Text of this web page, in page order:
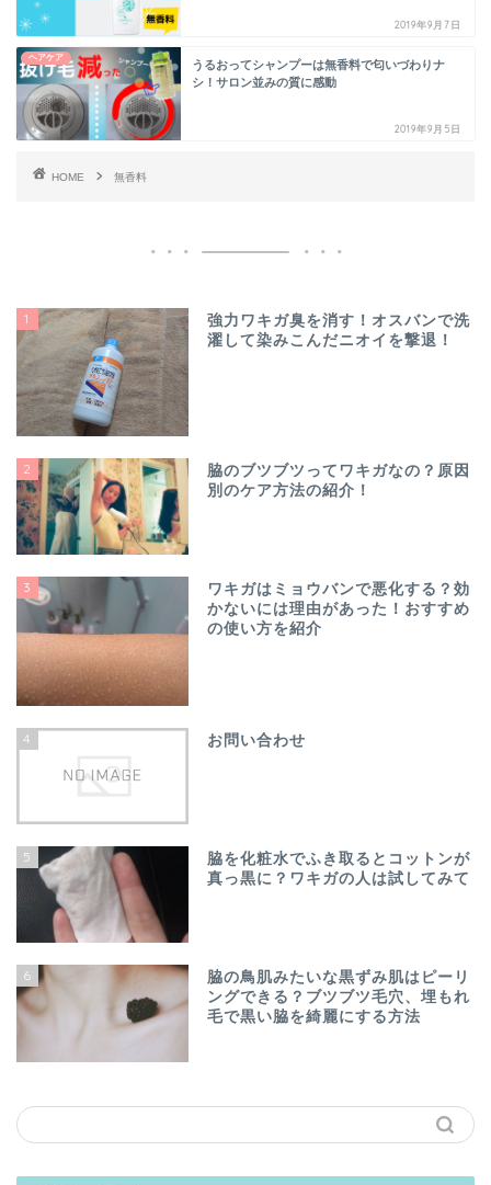
2019年9月7日
ヘアケア
うるおってシャンプーは無香料で匂いづわりナ
シ！サロン並みの質に感動
2019年9月5日
HOME 無香料
1
強力ワキガ臭を消す！オスバンで洗
濯して染みこんだニオイを撃退！
2
脇のブツブツってワキガなの？原因
別のケア方法の紹介！
3
ワキガはミョウバンで悪化する？効
かないには理由があった！おすすめ
の使い方を紹介
4 お問い合わせ
5
脇を化粧水でふき取るとコットンが
真っ黒に？ワキガの人は試してみて
6
脇の鳥肌みたいな黒ずみ肌はピーリ
ングできる？ブツブツ毛穴、埋もれ
毛で黒い脇を綺麗にする方法